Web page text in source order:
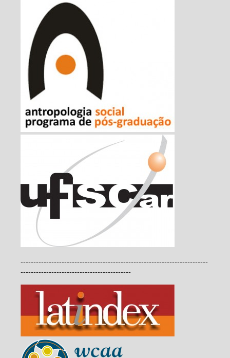
-------------------------------------------------------------------------
-------------------------------------------